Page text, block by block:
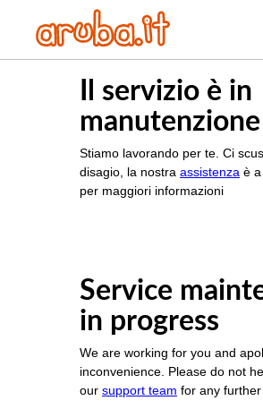
Il servizio è in
manutenzione
Stiamo lavorando per te. Ci
disagio, la nostra assistenza è
per maggiori informazioni
Service
in progress
We are working for you and
inconvenience. Please do not
our support team for any